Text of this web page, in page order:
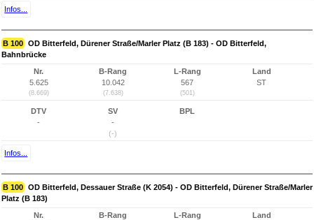
Infos...
B 100 OD Bitterfeld, Dürener Straße/Marler Platz (B 183) - OD Bitterfeld,
Bahnbrücke
Nr.
5.625
(8.669)
B-Rang
10.042
(7.638)
L-Rang
567
(501)
Land
ST
DTV
-
SV
-
(-)
BPL
Infos...
B 100 OD Bitterfeld, Dessauer Straße (K 2054) - OD Bitterfeld, Dürener Straße/Marler
Platz (B 183)
Nr.
B-Rang
L-Rang
Land